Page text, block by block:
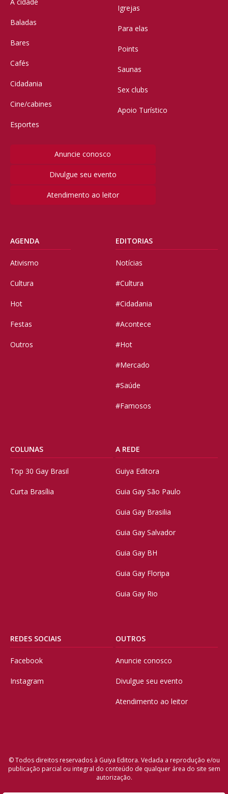
Baladas
Bares
Cafés
Cidadania
Cine/cabines
Esportes
Igrejas
Para elas
Points
Saunas
Sex clubs
Apoio Turístico
Anuncie conosco
Divulgue seu evento
Atendimento ao leitor
AGENDA
Ativismo
Cultura
Hot
Festas
Outros
EDITORIAS
Notícias
#Cultura
#Cidadania
#Acontece
#Hot
#Mercado
#Saúde
#Famosos
COLUNAS
Top 30 Gay Brasil
Curta Brasília
A REDE
Guiya Editora
Guia Gay São Paulo
Guia Gay Brasilia
Guia Gay Salvador
Guia Gay BH
Guia Gay Floripa
Guia Gay Rio
REDES SOCIAIS
Facebook
Instagram
OUTROS
Anuncie conosco
Divulgue seu evento
Atendimento ao leitor
© Todos direitos reservados à Guiya Editora. Vedada a reprodução e/ou
publicação parcial ou integral do conteúdo de qualquer área do site sem
autorização.